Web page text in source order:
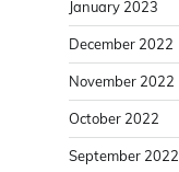
January 2023
December 2022
November 2022
October 2022
September 2022